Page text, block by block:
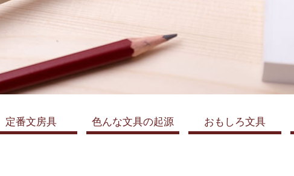
定番文房具 色んな文具の起源 おもしろ文具